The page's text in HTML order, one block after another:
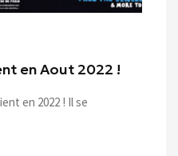
en Aout 2022 !
en 2022 ! Il se